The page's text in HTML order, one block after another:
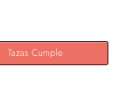
Tazas Cumple